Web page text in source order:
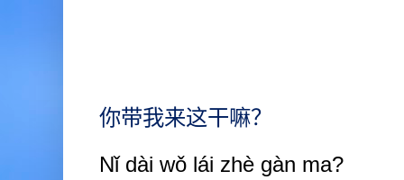
你带我来这干嘛？
Nǐ dài wǒ lái zhè gàn ma?